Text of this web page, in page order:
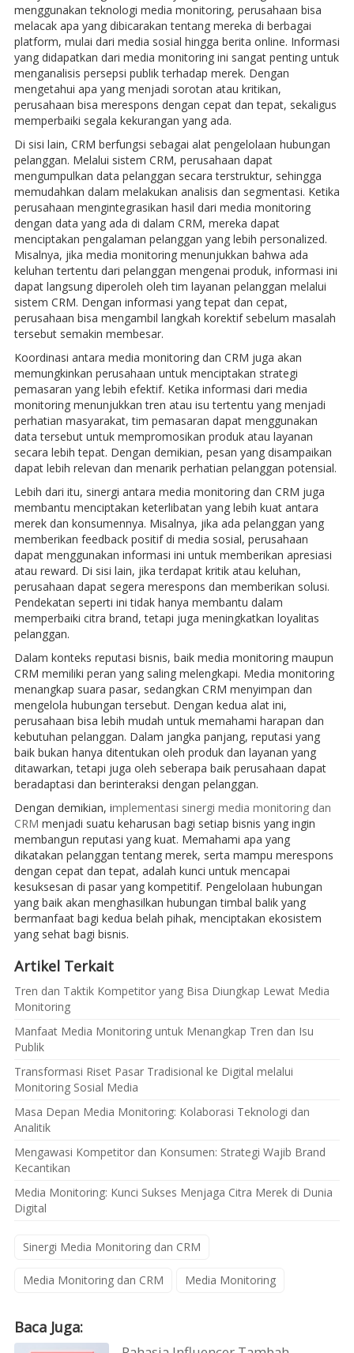
menggunakan teknologi media monitoring, perusahaan bisa
melacak apa yang dibicarakan tentang mereka di berbagai
platform, mulai dari media sosial hingga berita online. Informasi
yang didapatkan dari media monitoring ini sangat penting untuk
menganalisis persepsi publik terhadap merek. Dengan
mengetahui apa yang menjadi sorotan atau kritikan,
perusahaan bisa merespons dengan cepat dan tepat, sekaligus
memperbaiki segala kekurangan yang ada.
Di sisi lain, CRM berfungsi sebagai alat pengelolaan hubungan
pelanggan. Melalui sistem CRM, perusahaan dapat
mengumpulkan data pelanggan secara terstruktur, sehingga
memudahkan dalam melakukan analisis dan segmentasi. Ketika
perusahaan mengintegrasikan hasil dari media monitoring
dengan data yang ada di dalam CRM, mereka dapat
menciptakan pengalaman pelanggan yang lebih personalized.
Misalnya, jika media monitoring menunjukkan bahwa ada
keluhan tertentu dari pelanggan mengenai produk, informasi ini
dapat langsung diperoleh oleh tim layanan pelanggan melalui
sistem CRM. Dengan informasi yang tepat dan cepat,
perusahaan bisa mengambil langkah korektif sebelum masalah
tersebut semakin membesar.
Koordinasi antara media monitoring dan CRM juga akan
memungkinkan perusahaan untuk menciptakan strategi
pemasaran yang lebih efektif. Ketika informasi dari media
monitoring menunjukkan tren atau isu tertentu yang menjadi
perhatian masyarakat, tim pemasaran dapat menggunakan
data tersebut untuk mempromosikan produk atau layanan
secara lebih tepat. Dengan demikian, pesan yang disampaikan
dapat lebih relevan dan menarik perhatian pelanggan potensial.
Lebih dari itu, sinergi antara media monitoring dan CRM juga
membantu menciptakan keterlibatan yang lebih kuat antara
merek dan konsumennya. Misalnya, jika ada pelanggan yang
memberikan feedback positif di media sosial, perusahaan
dapat menggunakan informasi ini untuk memberikan apresiasi
atau reward. Di sisi lain, jika terdapat kritik atau keluhan,
perusahaan dapat segera merespons dan memberikan solusi.
Pendekatan seperti ini tidak hanya membantu dalam
memperbaiki citra brand, tetapi juga meningkatkan loyalitas
pelanggan.
Dalam konteks reputasi bisnis, baik media monitoring maupun
CRM memiliki peran yang saling melengkapi. Media monitoring
menangkap suara pasar, sedangkan CRM menyimpan dan
mengelola hubungan tersebut. Dengan kedua alat ini,
perusahaan bisa lebih mudah untuk memahami harapan dan
kebutuhan pelanggan. Dalam jangka panjang, reputasi yang
baik bukan hanya ditentukan oleh produk dan layanan yang
ditawarkan, tetapi juga oleh seberapa baik perusahaan dapat
beradaptasi dan berinteraksi dengan pelanggan.
Dengan demikian, implementasi sinergi media monitoring dan
CRM menjadi suatu keharusan bagi setiap bisnis yang ingin
membangun reputasi yang kuat. Memahami apa yang
dikatakan pelanggan tentang merek, serta mampu merespons
dengan cepat dan tepat, adalah kunci untuk mencapai
kesuksesan di pasar yang kompetitif. Pengelolaan hubungan
yang baik akan menghasilkan hubungan timbal balik yang
bermanfaat bagi kedua belah pihak, menciptakan ekosistem
yang sehat bagi bisnis.
Artikel Terkait
Tren dan Taktik Kompetitor yang Bisa Diungkap Lewat Media
Monitoring
Manfaat Media Monitoring untuk Menangkap Tren dan Isu
Publik
Transformasi Riset Pasar Tradisional ke Digital melalui
Monitoring Sosial Media
Masa Depan Media Monitoring: Kolaborasi Teknologi dan
Analitik
Mengawasi Kompetitor dan Konsumen: Strategi Wajib Brand
Kecantikan
Media Monitoring: Kunci Sukses Menjaga Citra Merek di Dunia
Digital
Sinergi Media Monitoring dan CRM
Media Monitoring dan CRM Media Monitoring
Baca Juga: